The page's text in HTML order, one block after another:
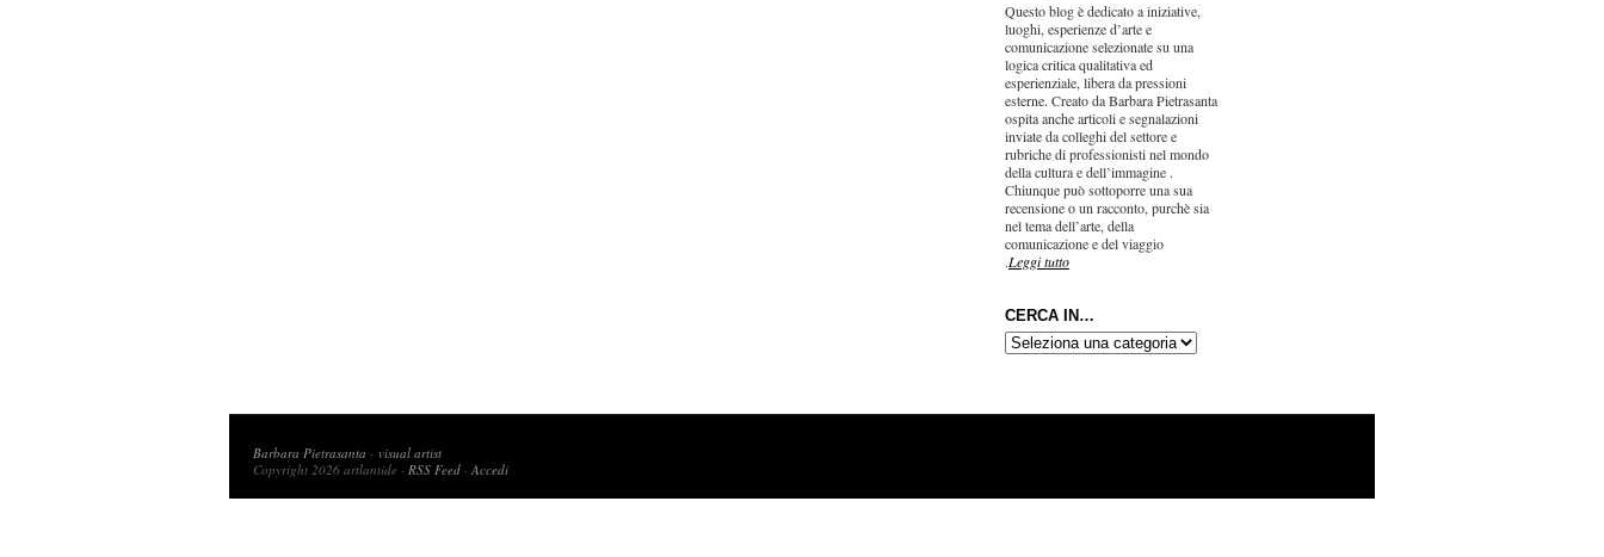
Questo blog è dedicato a iniziative,
luoghi, esperienze d’arte e
comunicazione selezionate su una
logica critica qualitativa ed
esperienziale, libera da pressioni
esterne. Creato da Barbara Pietrasanta
ospita anche articoli e segnalazioni
inviate da colleghi del settore e
rubriche di professionisti nel mondo
della cultura e dell’immagine .
Chiunque può sottoporre una sua
recensione o un racconto, purchè sia
nel tema dell’arte, della
comunicazione e del viaggio
.Leggi tutto
CERCA IN…
CERCA
IN…
Barbara Pietrasanta - visual artist
Copyright 2026 artlantide · RSS Feed ·Accedi